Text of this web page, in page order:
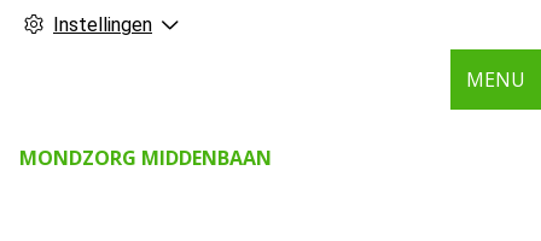
Instellingen
MONDZORG MIDDENBAAN
MENU